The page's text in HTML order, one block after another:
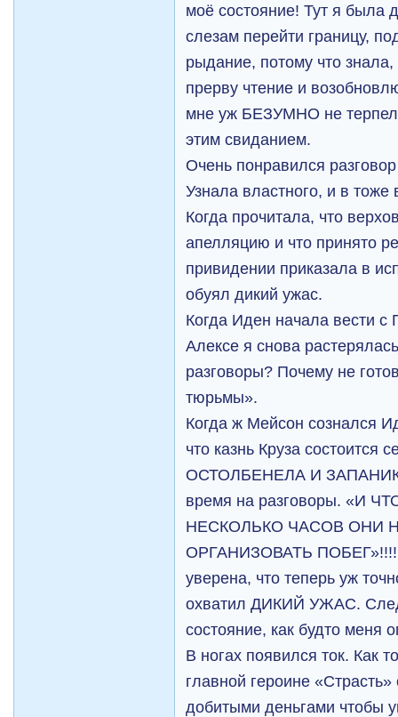
моё состояние! Тут я была
слезам перейти границу,
рыдание, потому что знала,
прерву чтение и
мне уж БЕЗУМНО не
этим свиданием.
Очень понравился
Узнала властного, и в
Когда прочитала, что
апелляцию и что принято
привидении приказала в
обуял дикий ужас.
Когда Иден начала вести с
Алексе я снова
разговоры? Почему не
тюрьмы».
Когда ж Мейсон сознался
что казнь Круза состоится
ОСТОЛБЕНЕЛА И
время на разговоры. «И
НЕСКОЛЬКО ЧАСОВ ОНИ
ОРГАНИЗОВАТЬ
уверена, что теперь уж
охватил ДИКИЙ УЖАС.
состояние, как будто
В ногах появился ток. Как
главной героине
добитыми деньгами чтобы